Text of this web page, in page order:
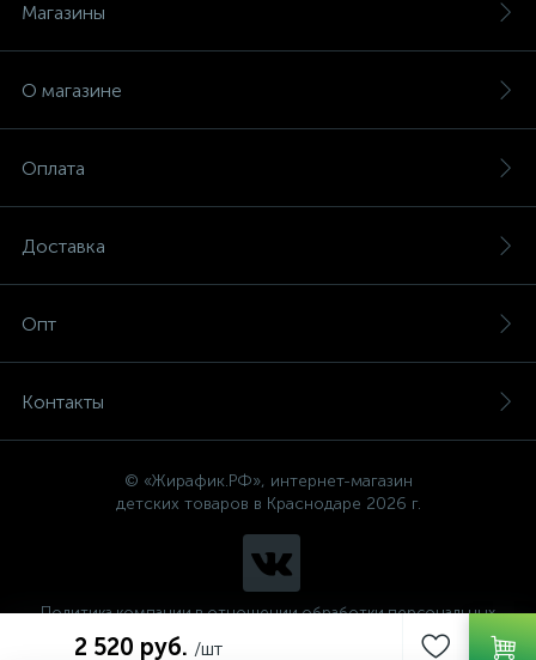
2 520 руб. /шт
Магазины
О магазине
Оплата
Доставка
Опт
Контакты
© «Жирафик.РФ», интернет-магазин
детских товаров в Краснодаре 2026 г.
Политика компании в отношении обработки персональных